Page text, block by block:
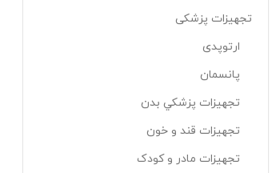
تجهیزات پزشکی
ارتوپدی
پانسمان
تجهيزات پزشکي بدن
تجهیزات قند و خون
تجهیزات مادر و کودک